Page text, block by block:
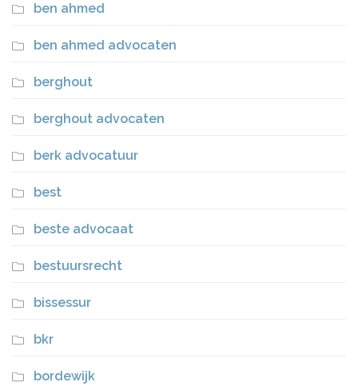
ben ahmed
ben ahmed advocaten
berghout
berghout advocaten
berk advocatuur
best
beste advocaat
bestuursrecht
bissessur
bkr
bordewijk